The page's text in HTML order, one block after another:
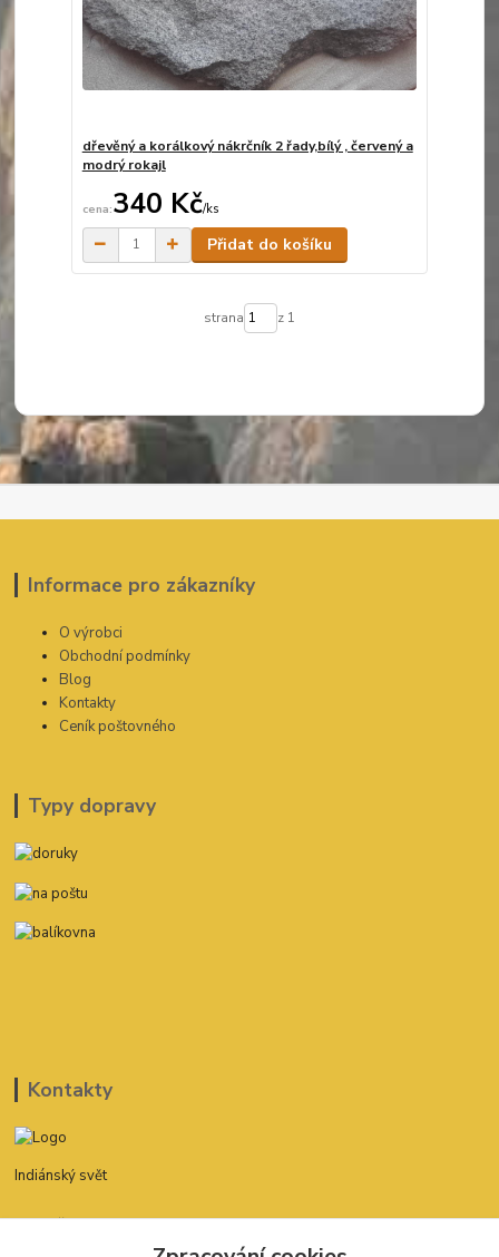
dřevěný a korálkový nákrčník 2 řady,bílý , červený a
modrý rokajl
340 Kč/ks
Přidat do košíku
strana z 1
Informace pro zákazníky
O výrobci
Obchodní podmínky
Blog
Kontakty
Ceník poštovného
Typy dopravy
Kontakty
Indiánský svět